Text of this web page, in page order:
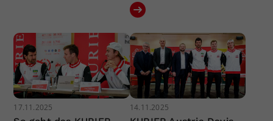
17.11.2025 14.11.2025